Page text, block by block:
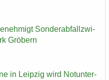
Son­der­ab­fall­zwi­
Grö­bern
in Leip­zig wird Not­un­ter­